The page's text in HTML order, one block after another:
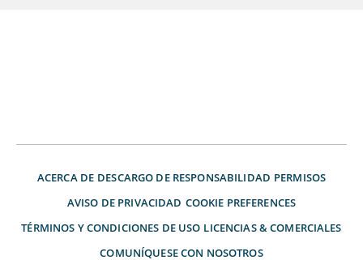
ACERCA DE DESCARGO DE RESPONSABILIDAD PERMISOS
AVISO DE PRIVACIDAD COOKIE PREFERENCES
TÉRMINOS Y CONDICIONES DE USO LICENCIAS & COMERCIALES
COMUNÍQUESE CON NOSOTROS